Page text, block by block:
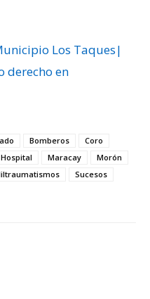
Los Taques|
derecho en
Bomberos
Coro
Hospital Maracay
Morón
Sucesos